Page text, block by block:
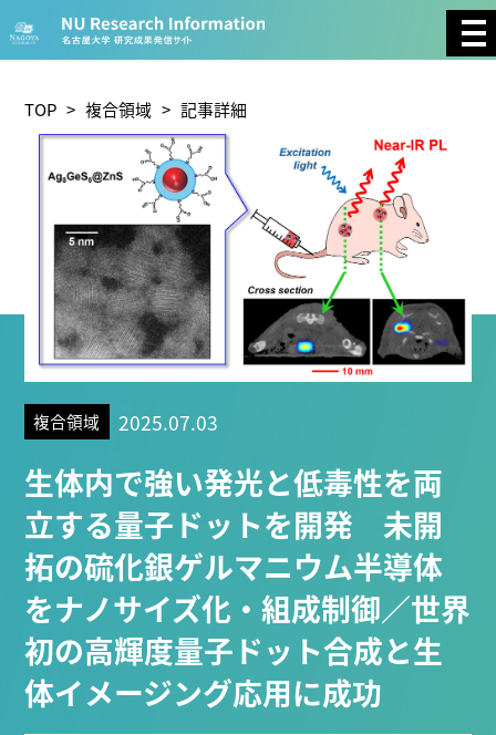
CATEGORY
環境学 生物学
総合生物 複合領域
化学 医歯薬学
工学 情報学 数物系科学
人文学
TAG
(177)
生命農学研究科 (116)
トランスフォーマティブ
生命分子研究所 (75)
環境学研究科 (67)
宇宙地球環境
研究所 (63)
未来材料・システム研究所 (61)
情報学研
究科 (47)
植物 (33) 機械学習 (31)
高等研究院 (26)
生物機能開発利用研究センター (24)
環境医学研究所
(23)
進化 (23) 未来社会創造機構 (22)
宇宙 (21)
創薬科学研究科 (20)
シロイヌナズナ (19)
ロラ (17)
TOP >複合領域 > 記事詳細
複合領域 2025.07.03
生体内で強い発光と低毒性を両
立する量子ドットを開発 未開
拓の硫化銀ゲルマニウム半導体
をナノサイズ化・組成制御／世界
初の高輝度量子ドット合成と生
体イメージング応用に成功